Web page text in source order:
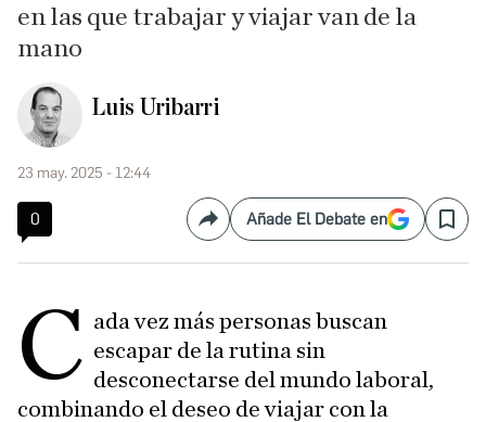
en las que trabajar y viajar van de la
mano
Luis Uribarri
23 may. 2025 - 12:44
0 CompartirAñade El Debate en Save
C ada vez más personas buscan
escapar de la rutina sin
desconectarse del mundo laboral,
combinando el deseo de viajar con la